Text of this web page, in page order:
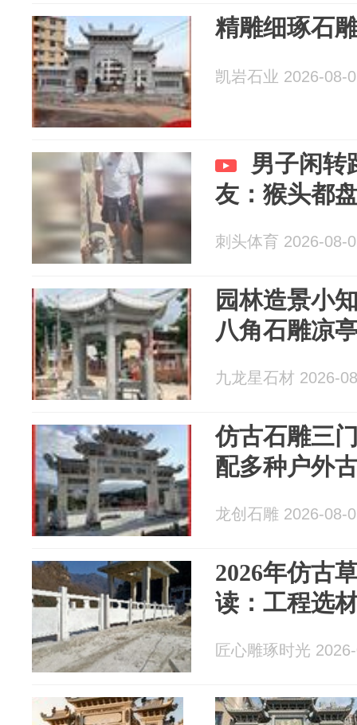
精雕细琢石
凯岩石业 2026-08-
男子闲转
友：猴头都
刺头体育 2026-08-
园林造景小
八角石雕凉
九龙星石材 2026-
仿古石雕三
配多种户外
龙创石雕 2026-08-
2026年仿古
读：工程选
匠心雕琢时光